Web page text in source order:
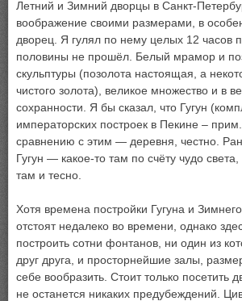
Летний и Зимний дворцы в Санкт-
воображение своими размерами, в
дворец. Я гулял по нему целых 12 часов
половины не прошёл. Белый мрамор и
скульптуры (позолота настоящая, а
чистого золота), великое множество и в
сохранности. Я бы сказал, что Гугун
императорских построек в Пекине –
сравнению с этим — деревня, честно.
Гугун — какое-то там по счёту чудо
там и тесно.
Хотя времена постройки Гугуна и
отстоят недалеко во времени, однако
построить сотни фонтанов, ни один из
друг друга, и просторнейшие залы,
себе вообразить. Стоит только посетить
не останется никаких предубеждений.